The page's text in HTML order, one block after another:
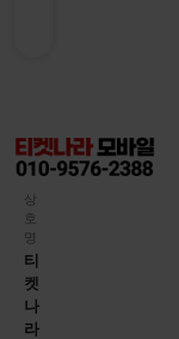
상
호
명
티
켓
나
라